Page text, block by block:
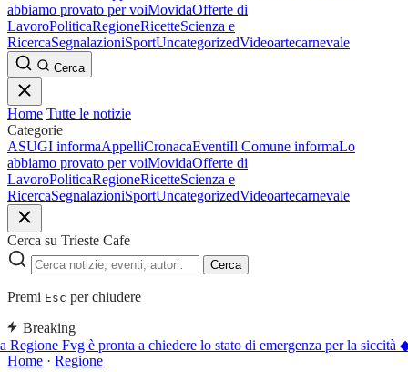
abbiamo provato per voiMovidaOfferte di
LavoroPoliticaRegioneRicetteScienza e
RicercaSegnalazioniSportUncategorizedVideoartecarnevale
Cerca
Home Tutte le notizie
Categorie
ASUGI informaAppelliCronacaEventiIl Comune informaLo
abbiamo provato per voiMovidaOfferte di
LavoroPoliticaRegioneRicetteScienza e
RicercaSegnalazioniSportUncategorizedVideoartecarnevale
Cerca su Trieste Cafe
Cerca
Premi Esc per chiudere
Breaking
Regione Fvg è pronta a chiedere lo stato di emergenza per la siccità ◆
Home · Regione